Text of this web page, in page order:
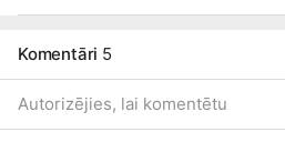
Komentāri 5
Autorizējies, lai komentētu